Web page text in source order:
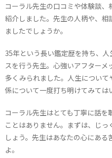
コーラル先生の口コミや体験談
紹介しました。先生の人柄や、
ましたでしょうか。
35年という長い鑑定歴を持ち、
スを行う先生。心強いアフター
多くみられました。人生につい
係について一度打ち明けてみては
コーラル先生はとても丁寧に話
ことはありません。まずは、じ
しょう。先生はあなたの心にあ
よ。